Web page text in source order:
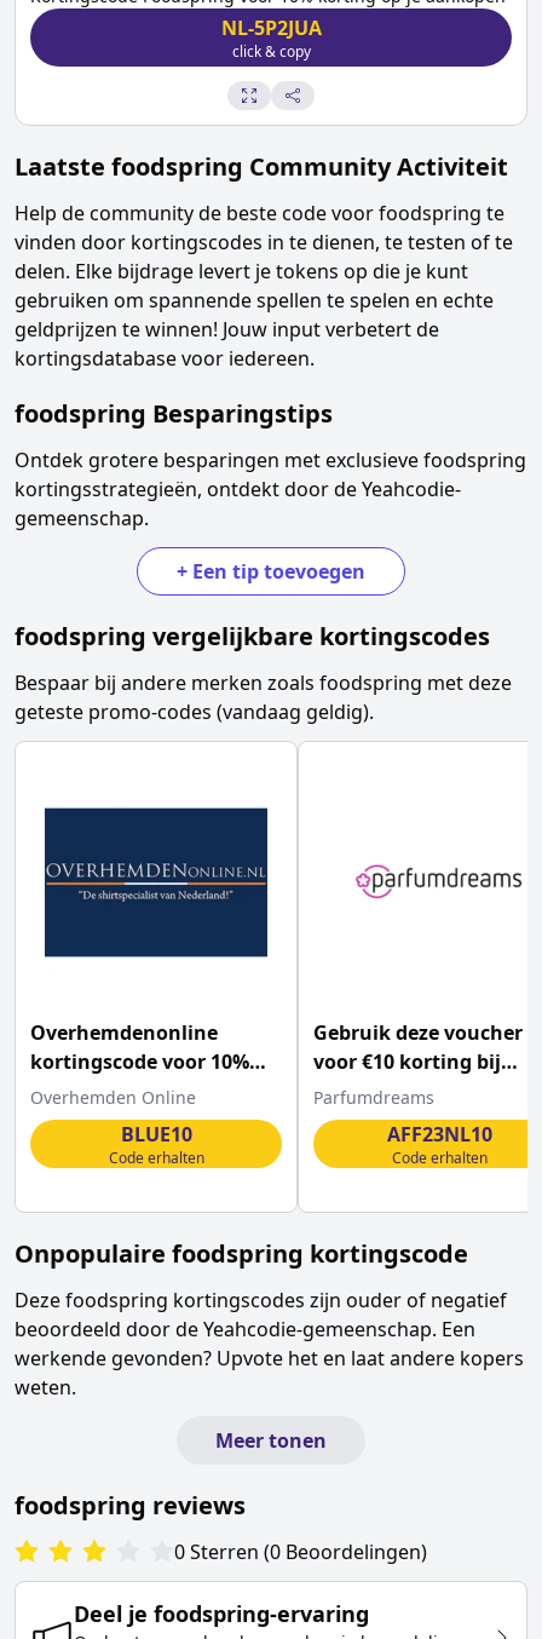
NL-5P2JUA
click & copy
Laatste foodspring Community Activiteit
Help de community de beste code voorfoodspring te
vinden door kortingscodes in te dienen, te testen of te
delen. Elke bijdrage levert je tokens op die je kunt
gebruiken om spannende spellen te spelen en echte
geldprijzen te winnen! Jouw input verbetert de
kortingsdatabase voor iedereen.
foodspring Besparingstips
Ontdek grotere besparingen met exclusievefoodspring
kortingsstrategieën, ontdekt door de Yeahcodie-
gemeenschap.
+ Een tip toevoegen
foodspring vergelijkbare kortingscodes
Bespaar bij andere merken zoals foodspring met deze
geteste promo-codes (vandaag geldig).
Overhemdenonline
kortingscode voor 10%
korting op ALLES
Overhemden Online
BLUE10
Code erhalten
Gebruik deze voucher
voor €10 korting bij
Parfumdreams
Parfumdreams
AFF23NL10
Code erhalten
Onpopulaire foodspring kortingscode
Dezefoodspring kortingscodes zijn ouder of negatief
beoordeeld door de Yeahcodie-gemeenschap. Een
werkende gevonden? Upvote het en laat andere kopers
weten.
Meer tonen
foodspring reviews
0Sterren (0 Beoordelingen)
Deel je foodspring-ervaring